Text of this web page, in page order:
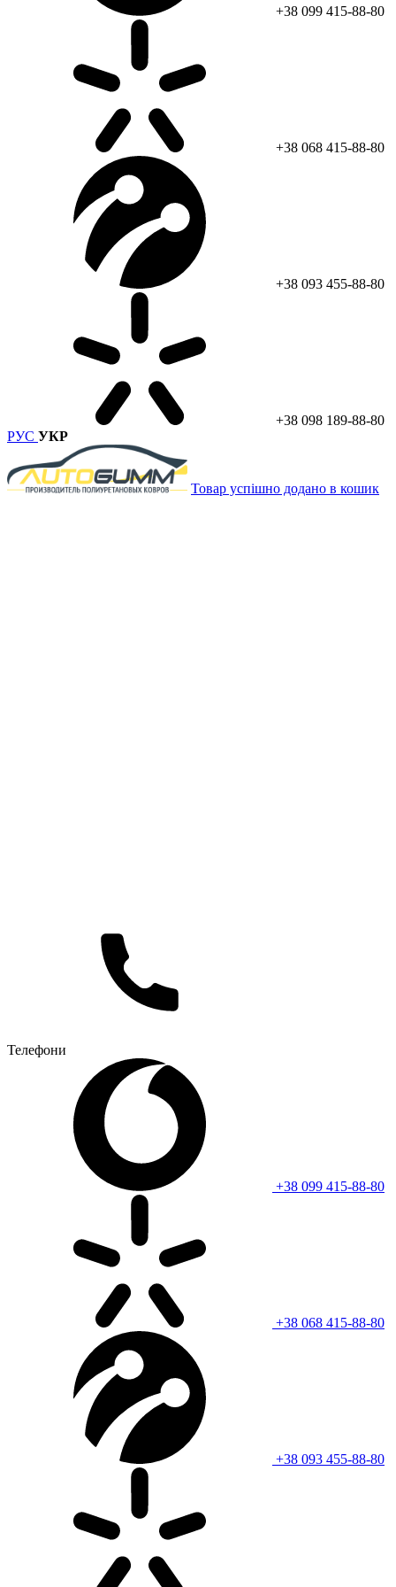
+38 099 415-88-80
+38 068 415-88-80
+38 093 455-88-80
+38 098 189-88-80
РУС УКР
Товар успішно додано в кошик
Телефони
+38 099 415-88-80
+38 068 415-88-80
+38 093 455-88-80